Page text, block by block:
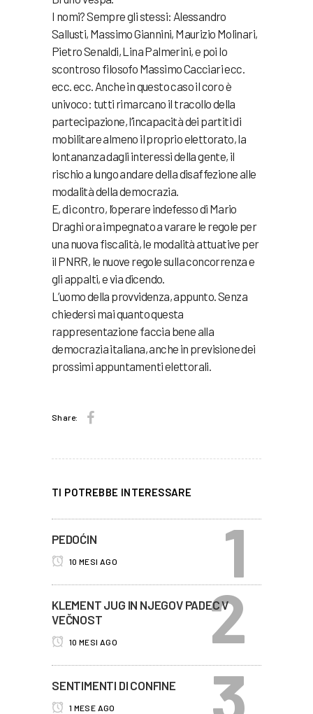
I nomi? Sempre gli stessi: Alessandro
Sallusti, Massimo Giannini, Maurizio Molinari,
Pietro Senaldi, Lina Palmerini, e poi lo
scontroso filosofo Massimo Cacciari ecc.
ecc. ecc. Anche in questo caso il coro è
univoco: tutti rimarcano il tracollo della
partecipazione, l’incapacità dei partiti di
mobilitare almeno il proprio elettorato, la
lontananza dagli interessi della gente, il
rischio a lungo andare della disaffezione alle
modalità della democrazia.
E, di contro, l’operare indefesso di Mario
Draghi ora impegnato a varare le regole per
una nuova fiscalità, le modalità attuative per
il PNRR, le nuove regole sulla concorrenza e
gli appalti, e via dicendo.
L’uomo della provvidenza, appunto. Senza
chiedersi mai quanto questa
rappresentazione faccia bene alla
democrazia italiana, anche in previsione dei
prossimi appuntamenti elettorali.
Share:
TI POTREBBE INTERESSARE
PEDOĆIN
10 MESI AGO
KLEMENT JUG IN NJEGOV PADEC V
VEČNOST
10 MESI AGO
SENTIMENTI DI CONFINE
1 MESE AGO